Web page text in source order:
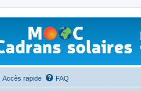
Accès rapide FAQ